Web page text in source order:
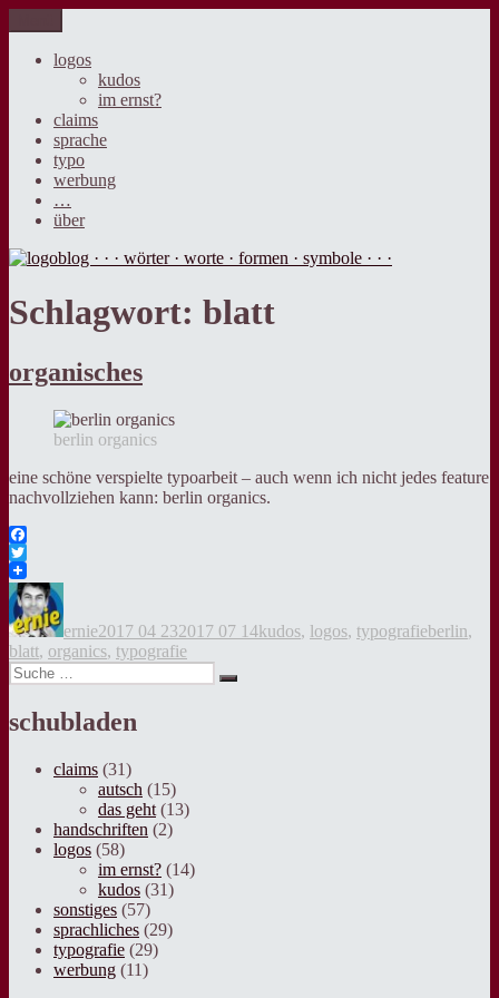
Inhalt
springen
logoblog · · · wörter · worte · formen · symbole · · ·
der blog über sprache, design und werbung.
logos
kudos
im ernst?
claims
sprache
typo
werbung
…
über
Schlagwort: blatt
organisches
berlin organics
eine schöne verspielte typoarbeit – auch wenn ich nicht jedes feature
nachvollziehen kann: berlin organics.
Facebook
Twitter
ernie2017 04 232017 07 14kudos, logos, typografieberlin,
blatt, organics, typografie
Suche
nach:
Suche
schubladen
claims (31)
autsch (15)
das geht (13)
handschriften (2)
logos (58)
im ernst? (14)
kudos (31)
sonstiges (57)
sprachliches (29)
typografie (29)
werbung (11)